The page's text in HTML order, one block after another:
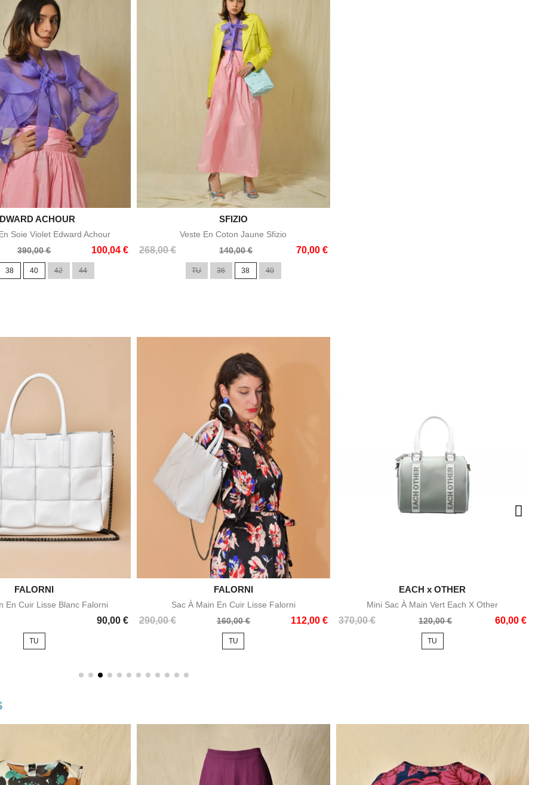
Aperçu rapide
ACHOUR
Soie Violet Edward Achour
390,00 € 100,04 €
38 40 42 44
Aperçu rapide
SFIZIO
Veste En Coton Jaune Sfizio
268,00 €
Prix
140,00 € 70,00 €
Prix
TU 36 38 40
Aperçu rapide
FALORNI
En Cuir Lisse Blanc Falorni
90,00 €
TU
Aperçu rapide
FALORNI
Sac À Main En Cuir Lisse Falorni
290,00 €
Prix
160,00 € 112,00 €
Prix
TU
Aperçu rapide
EACH x OTHER
Mini Sac À Main Vert Each X Other
370,00 €
Prix
120,00 € 60,00 €
Prix
TU